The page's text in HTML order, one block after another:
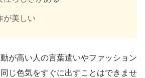
が美しい
が高い人の言葉遣いやファッション
じ色気をすぐに出すことはできませ